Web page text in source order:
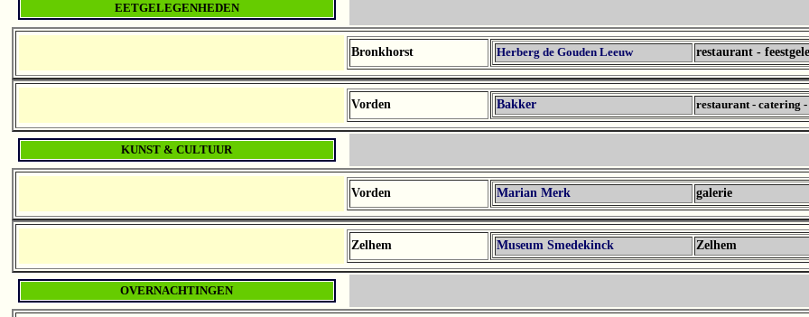
EETGELEGENHEDEN
Bronkhorst Herberg de Gouden Leeuw restaurant -
Vorden Bakker restaurant - catering
KUNST & CULTUUR
Vorden Marian Merk galerie
Zelhem Museum Smedekinck Zelhem
OVERNACHTINGEN